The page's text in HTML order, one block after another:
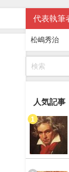
代表執筆
松嶋秀治
人気記事